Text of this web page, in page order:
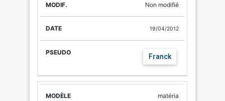
Non modifié
19/04/2012
Franck
matéria